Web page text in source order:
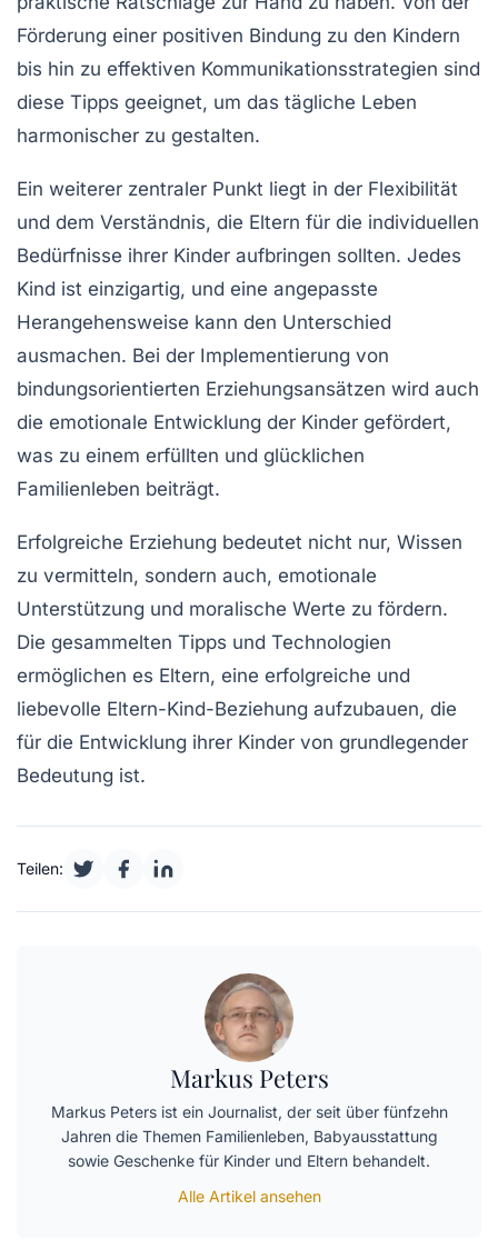
Förderung einer positiven Bindung zu den Kindern
bis hin zu effektiven Kommunikationsstrategien sind
diese Tipps geeignet, um das tägliche Leben
harmonischer zu gestalten.
Ein weiterer zentraler Punkt liegt in der Flexibilität
und dem Verständnis, die Eltern für die individuellen
Bedürfnisse ihrer Kinder aufbringen sollten. Jedes
Kind ist einzigartig, und eine angepasste
Herangehensweise kann den Unterschied
ausmachen. Bei der Implementierung von
bindungsorientierten Erziehungsansätzen wird auch
die emotionale Entwicklung der Kinder gefördert,
was zu einem erfüllten und glücklichen
Familienleben beiträgt.
Erfolgreiche Erziehung bedeutet nicht nur, Wissen
zu vermitteln, sondern auch, emotionale
Unterstützung und moralische Werte zu fördern.
Die gesammelten Tipps und Technologien
ermöglichen es Eltern, eine erfolgreiche und
liebevolle Eltern-Kind-Beziehung aufzubauen, die
für die Entwicklung ihrer Kinder von grundlegender
Bedeutung ist.
Teilen:
Markus Peters
Markus Peters ist ein Journalist, der seit über fünfzehn
Jahren die Themen Familienleben, Babyausstattung
sowie Geschenke für Kinder und Eltern behandelt.
Alle Artikel ansehen